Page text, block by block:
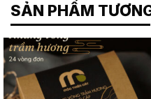
SẢN PHẨM